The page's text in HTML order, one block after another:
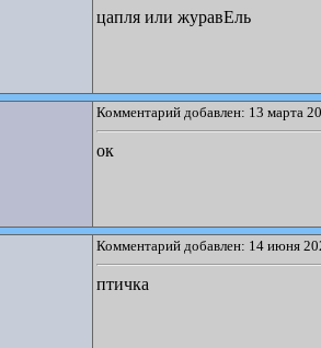
цапля или журавЕль
Комментарий добавлен: 13 марта
ок
Комментарий добавлен: 14 июня
птичка